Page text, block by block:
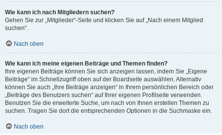
Wie kann ich nach Mitgliedern suchen?
Gehen Sie zur „Mitglieder“-Seite und klicken Sie auf „Nach einem Mitglied
suchen“.
Nach oben
Wie kann ich meine eigenen Beiträge und Themen finden?
Ihre eigenen Beiträge können Sie sich anzeigen lassen, indem Sie „Eigene
Beiträge“ im Schnellzugriff oben auf der Boardseite auswählen. Alternativ
können Sie auch „Ihre Beiträge anzeigen“ in Ihrem persönlichen Bereich oder
„Beiträge des Benutzers suchen“ auf Ihrer eigenen Profilseite verwenden.
Benutzen Sie die erweiterte Suche, um nach von Ihnen erstellen Themen zu
suchen. Tragen Sie dort die entsprechenden Optionen in die Suchmaske ein.
Nach oben